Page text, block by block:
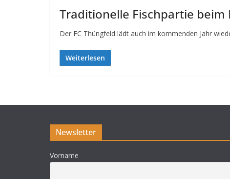
Traditionelle Fischpartie beim
Der FC Thüngfeld lädt auch im kommenden Jahr
Weiterlesen
Newsletter
Vorname